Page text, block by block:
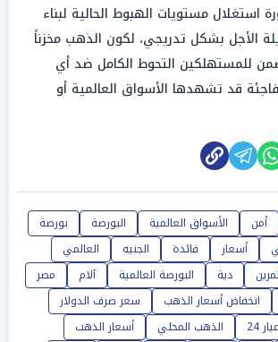
استغلال مستويات الهبوط الحالية لبناء
الأجل بشكل تدريجي، لكون الذهب مخزناً
للمستهلكين التحوط الكامل ضد أي
قد تشهدها الأسواق العالمية أو
أمن الأسواق العالمية البورصة
بورصة
أسعار فائدة الجنيه
العالمي
دية البورصة العالمية آلام
مصر
انخفاض أسعار الذهب
سعر صرف الدولار
عيار 24 الذهب المحلي
أسعار الذهب